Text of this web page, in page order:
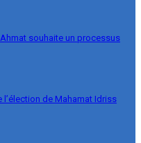
souhaite un processus
l’élection de Mahamat Idriss